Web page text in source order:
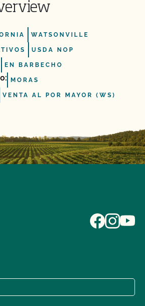
WATSONVILLE
USDA NOP
EN BARBECHO
MORAS
VENTA AL POR MAYOR (WS)